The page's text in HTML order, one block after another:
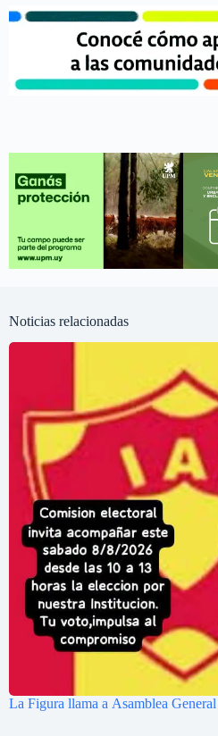
Noticias relacionadas
La Figura llama a Asamblea General